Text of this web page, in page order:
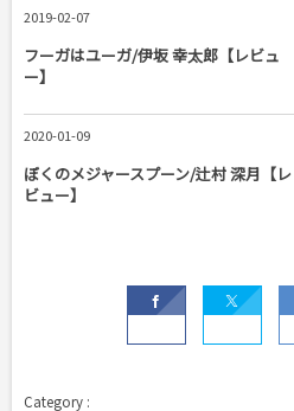
2019-02-07
フーガはユーガ/伊坂 幸太郎【レビュ
ー】
2020-01-09
ぼくのメジャースプーン/辻村 深月【レ
ビュー】